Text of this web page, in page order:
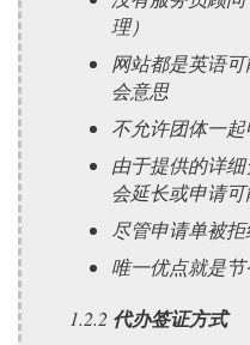
理）
网站都是英语
会意思
不允许团体一起
由于提供的详
会延长或申请可
尽管申请单被拒
唯一优点就是节
1.2.2 代办签证方式